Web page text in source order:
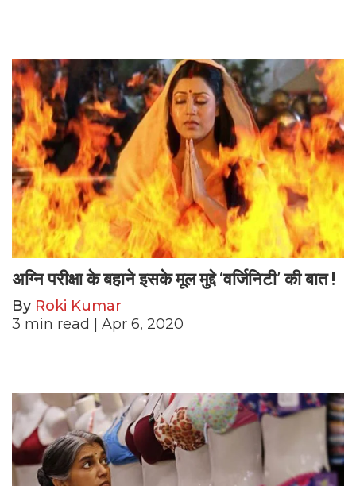
अग्नि परीक्षा के बहाने इसके मूल मुद्दे ‘वर्जिनिटी’ की बात !
By Roki Kumar
3 min read | Apr 6, 2020